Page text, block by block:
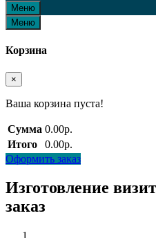
Меню
Меню
Корзина
×
Ваша корзина пуста!
Сумма 0.00р.
Итого
0.00р.
Оформить заказ
Изготовление
заказ